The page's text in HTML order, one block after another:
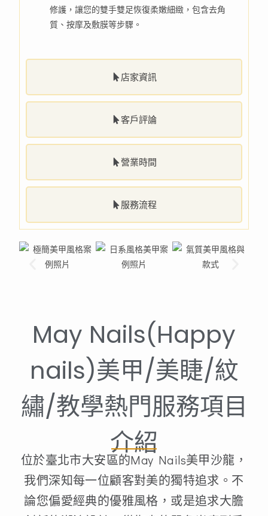
店家資訊
客戶評論
營業時間
服務流程
修護，讓您的雙手雙足恢復柔嫩細緻，包含去角
質、按摩及敷膜等步驟。
May Nails(Happy
nails)美甲/美睫/紋
繡/教學熱門服務項目
介紹
位於臺北市大安區的May Nails美甲沙龍，
我們深知每一位顧客對美的獨特追求。不
論您偏愛經典的優雅風格，或是追求大膽